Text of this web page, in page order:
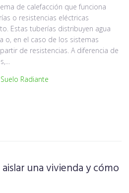
de calefacción que funciona
o resistencias eléctricas
Estas tuberías distribuyen agua
o, en el caso de los sistemas
de resistencias. A diferencia de
Suelo Radiante
una vivienda y cómo